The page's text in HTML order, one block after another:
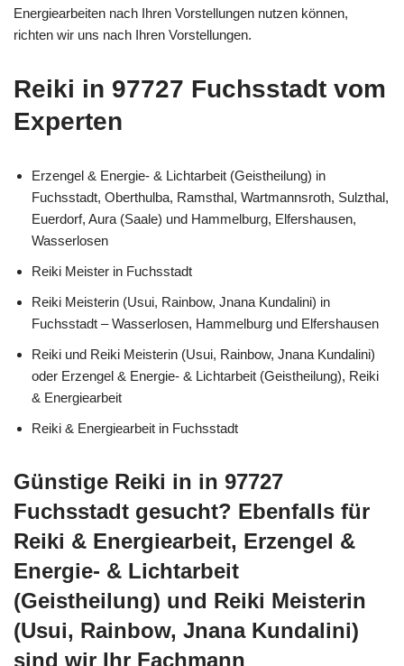
Energiearbeiten nach Ihren Vorstellungen nutzen können,
richten wir uns nach Ihren Vorstellungen.
Reiki in 97727 Fuchsstadt vom
Experten
Erzengel & Energie- & Lichtarbeit (Geistheilung) in
Fuchsstadt, Oberthulba, Ramsthal, Wartmannsroth, Sulzthal,
Euerdorf, Aura (Saale) und Hammelburg, Elfershausen,
Wasserlosen
Reiki Meister in Fuchsstadt
Reiki Meisterin (Usui, Rainbow, Jnana Kundalini) in
Fuchsstadt – Wasserlosen, Hammelburg und Elfershausen
Reiki und Reiki Meisterin (Usui, Rainbow, Jnana Kundalini)
oder Erzengel & Energie- & Lichtarbeit (Geistheilung), Reiki
& Energiearbeit
Reiki & Energiearbeit in Fuchsstadt
Günstige Reiki in in 97727
Fuchsstadt gesucht? Ebenfalls für
Reiki & Energiearbeit, Erzengel &
Energie- & Lichtarbeit
(Geistheilung) und Reiki Meisterin
(Usui, Rainbow, Jnana Kundalini)
sind wir Ihr Fachmann